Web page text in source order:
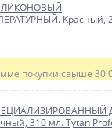
Красный,
покупки свыше 30
310 мл. Tytan